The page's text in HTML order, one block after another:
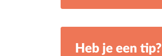
Heb je een tip?